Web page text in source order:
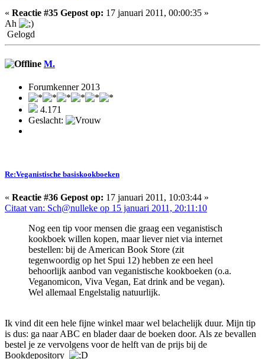
« Reactie #35 Gepost op: 17 januari 2011, 00:00:35 »
Ah
Gelogd
M.
Forumkenner 2013
4.171
Geslacht:
Re:Veganistische basiskookboeken
« Reactie #36 Gepost op: 17 januari 2011, 10:03:44 »
Citaat van: Sch@nulleke op 15 januari 2011, 20:11:10
Nog een tip voor mensen die graag een veganistisch
kookboek willen kopen, maar liever niet via internet
bestellen: bij de American Book Store (zit
tegenwoordig op het Spui 12) hebben ze een heel
behoorlijk aanbod van veganistische kookboeken (o.a.
Veganomicon, Viva Vegan, Eat drink and be vegan).
Wel allemaal Engelstalig natuurlijk.
Ik vind dit een hele fijne winkel maar wel belachelijk duur. Mijn tip
is dus: ga naar ABC en blader daar de boeken door. Als ze bevallen
bestel je ze vervolgens voor de helft van de prijs bij de
Bookdepository